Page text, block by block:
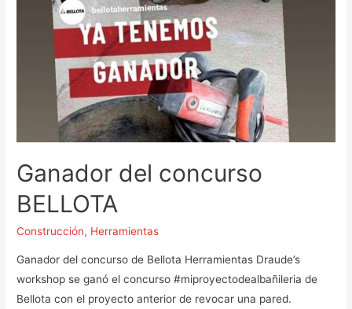
máquina
Ganador del concurso
BELLOTA
Construcción, Herramientas
Ganador del concurso de Bellota Herramientas Draude’s
workshop se ganó el concurso #miproyectodealbañileria de
Bellota con el proyecto anterior de revocar una pared.